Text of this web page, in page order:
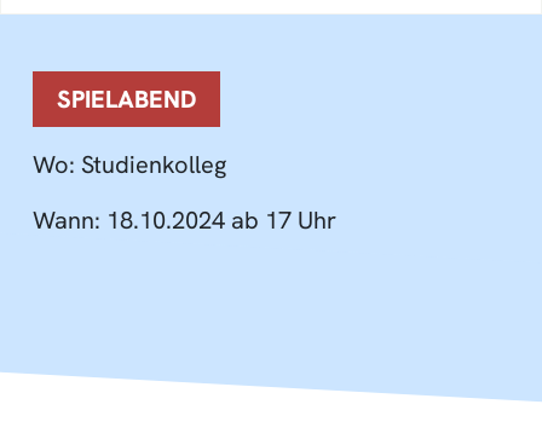
SPIELABEND
Wo: Studienkolleg
Wann: 18.10.2024 ab 17 Uhr